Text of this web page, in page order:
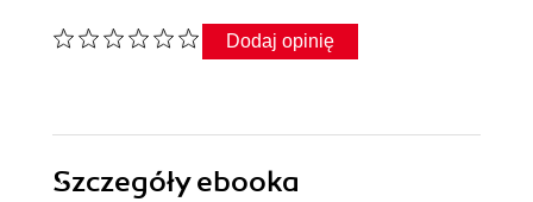
Dodaj opinię
Szczegółyebooka